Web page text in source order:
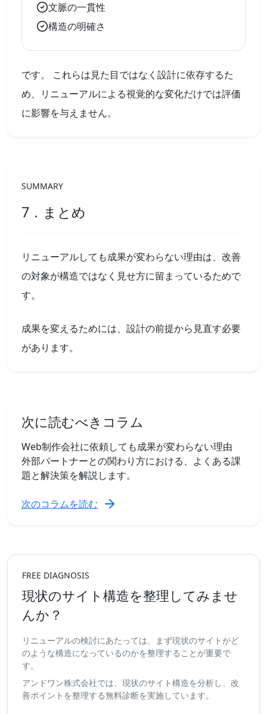
文脈の一貫性
構造の明確さ
です。 これらは見た目ではなく設計に依存するた
め、リニューアルによる視覚的な変化だけでは評価
に影響を与えません。
SUMMARY
7．まとめ
リニューアルしても成果が変わらない理由は、改善
の対象が構造ではなく見せ方に留まっているためで
す。
成果を変えるためには、設計の前提から見直す必要
があります。
次に読むべきコラム
Web制作会社に依頼しても成果が変わらない理由
外部パートナーとの関わり方における、よくある課
題と解決策を解説します。
次のコラムを読む
FREE DIAGNOSIS
現状のサイト構造を整理してみませ
んか？
リニューアルの検討にあたっては、まず現状のサイトがど
のような構造になっているのかを整理することが重要で
す。
アンドワン株式会社では、現状のサイト構造を分析し、改
善ポイントを整理する無料診断を実施しています。